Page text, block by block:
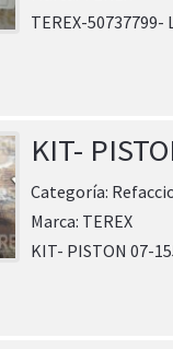
TEREX-50737799-
KIT-
Categoría:
Marca: TEREX
KIT- PISTON 07-